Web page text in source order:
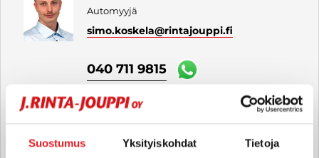
Suostumus Yksityiskohdat Tietoja
Automyyjä
simo.koskela@rintajouppi.fi
040 711 9815
Automyyjä FI